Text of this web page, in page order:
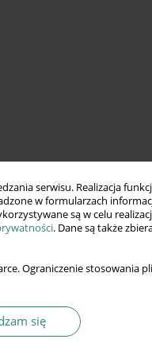
serwisu. Realizacja
w formularzach
są w celu
. Dane są także
Ograniczenie stosowania
się